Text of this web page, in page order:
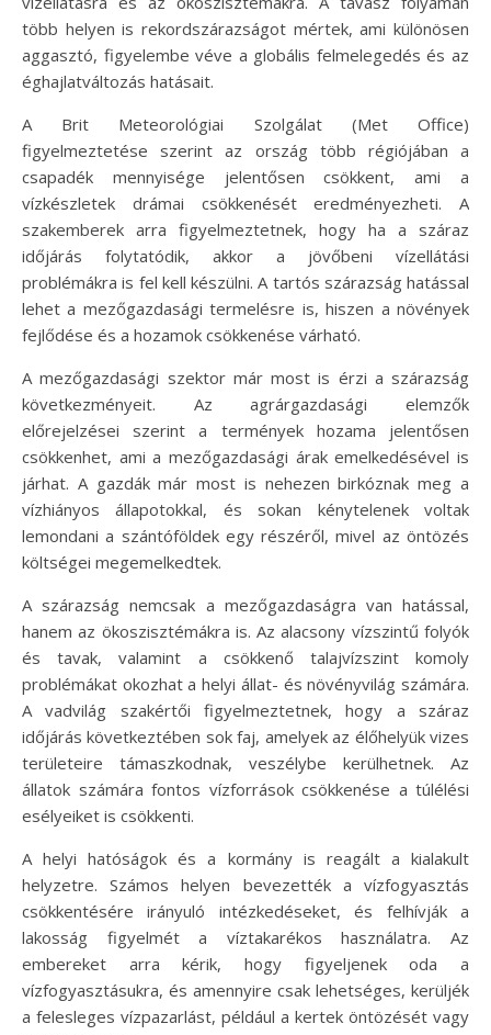
több helyen is rekordszárazságot mértek, ami különösen
aggasztó, figyelembe véve a globális felmelegedés és az
éghajlatváltozás hatásait.
A Brit Meteorológiai Szolgálat (Met Office)
figyelmeztetése szerint az ország több régiójában a
csapadék mennyisége jelentősen csökkent, ami a
vízkészletek drámai csökkenését eredményezheti. A
szakemberek arra figyelmeztetnek, hogy ha a száraz
időjárás folytatódik, akkor a jövőbeni vízellátási
problémákra is fel kell készülni. A tartós szárazság hatással
lehet a mezőgazdasági termelésre is, hiszen a növények
fejlődése és a hozamok csökkenése várható.
A mezőgazdasági szektor már most is érzi a szárazság
következményeit. Az agrárgazdasági elemzők
előrejelzései szerint a termények hozama jelentősen
csökkenhet, ami a mezőgazdasági árak emelkedésével is
járhat. A gazdák már most is nehezen birkóznak meg a
vízhiányos állapotokkal, és sokan kénytelenek voltak
lemondani a szántóföldek egy részéről, mivel az öntözés
költségei megemelkedtek.
A szárazság nemcsak a mezőgazdaságra van hatással,
hanem az ökoszisztémákra is. Az alacsony vízszintű folyók
és tavak, valamint a csökkenő talajvízszint komoly
problémákat okozhat a helyi állat- és növényvilág számára.
A vadvilág szakértői figyelmeztetnek, hogy a száraz
időjárás következtében sok faj, amelyek az élőhelyük vizes
területeire támaszkodnak, veszélybe kerülhetnek. Az
állatok számára fontos vízforrások csökkenése a túlélési
esélyeiket is csökkenti.
A helyi hatóságok és a kormány is reagált a kialakult
helyzetre. Számos helyen bevezették a vízfogyasztás
csökkentésére irányuló intézkedéseket, és felhívják a
lakosság figyelmét a víztakarékos használatra. Az
embereket arra kérik, hogy figyeljenek oda a
vízfogyasztásukra, és amennyire csak lehetséges, kerüljék
a felesleges vízpazarlást, például a kertek öntözését vagy